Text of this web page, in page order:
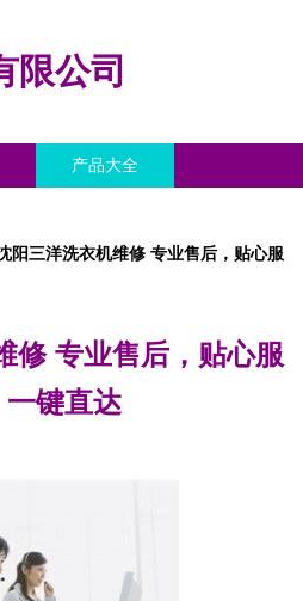
限公司
产品大全
阳三洋洗衣机维修 专业售后，贴心服
修 专业售后，贴心服
一键直达